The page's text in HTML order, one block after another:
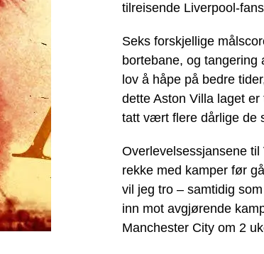
tilreisende Liverpool-
Seks forskjellige
bortebane, og
lov å håpe på bedre
dette Aston Villa laget
tatt vært flere dårlige de
Overlevelsessjansene
rekke med kamper før
vil jeg tro – samtidig
inn mot avgjørende
Manchester City om 2